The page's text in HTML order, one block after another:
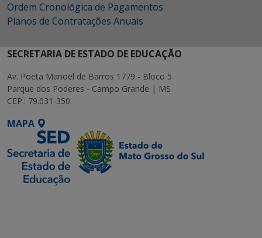
Ordem Cronológica de Pagamentos
Planos de Contratações Anuais
SECRETARIA DE ESTADO DE EDUCAÇÃO
Av. Poeta Manoel de Barros 1779 - Bloco 5
Parque dos Poderes - Campo Grande | MS
CEP.: 79.031-350
MAPA